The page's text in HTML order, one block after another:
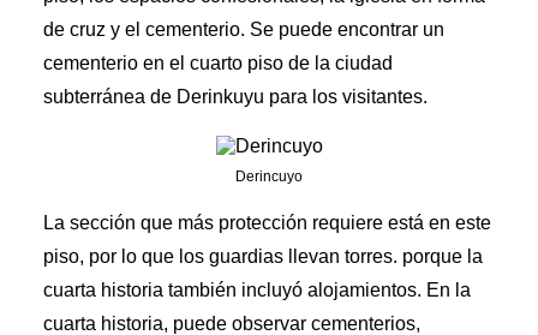
de cruz y el cementerio. Se puede encontrar un
cementerio en el cuarto piso de la ciudad
subterránea de Derinkuyu para los visitantes.
Derincuyo
La sección que más protección requiere está en este
piso, por lo que los guardias llevan torres. porque la
cuarta historia también incluyó alojamientos. En la
cuarta historia, puede observar cementerios,